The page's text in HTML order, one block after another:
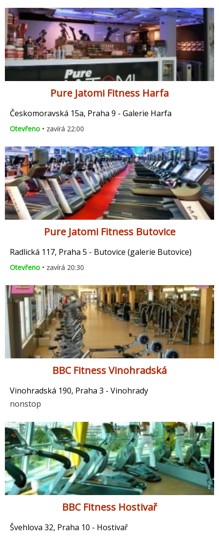
Pure Jatomi Fitness Harfa
Českomoravská 15a, Praha 9 - Galerie Harfa
Otevřeno • zavírá 22:00
Pure Jatomi Fitness Butovice
Radlická 117, Praha 5 - Butovice (galerie Butovice)
Otevřeno • zavírá 20:30
BBC Fitness Vinohradská
Vinohradská 190, Praha 3 - Vinohrady
nonstop
BBC Fitness Hostivař
Švehlova 32, Praha 10 - Hostivař